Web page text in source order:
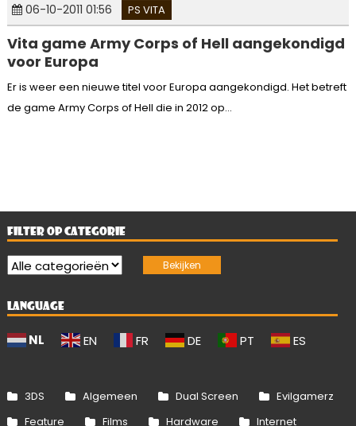
06-10-2011 01:56 PS VITA
Vita game Army Corps of Hell aangekondigd
voor Europa
Er is weer een nieuwe titel voor Europa aangekondigd. Het betreft
de game Army Corps of Hell die in 2012 op...
FILTER OP CATEGORIE
LANGUAGE
NL EN FR DE PT ES
3DS Algemeen Dual Screen
Evilgamerz
Feature
Films Hardware Internet